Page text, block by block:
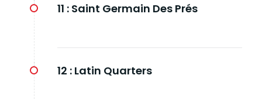
11 : Saint Germain Des Prés
12 : Latin Quarters